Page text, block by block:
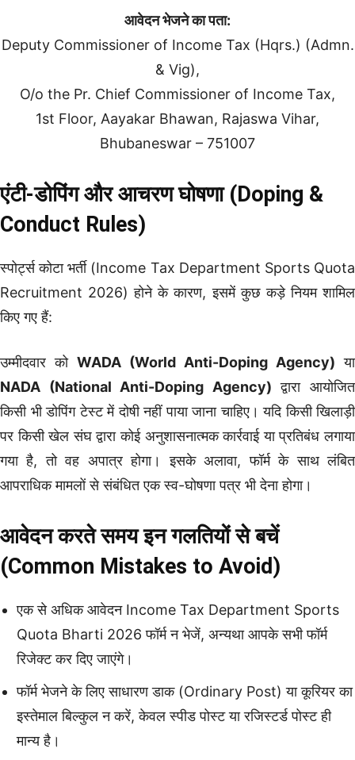
आवेदन भेजने का पता:
Deputy Commissioner of Income Tax (Hqrs.) (Admn.
& Vig),
O/o the Pr. Chief Commissioner of Income Tax,
1st Floor, Aayakar Bhawan, Rajaswa Vihar,
Bhubaneswar – 751007
एंटी-डोपिंग और आचरण घोषणा (Doping &
Conduct Rules)
स्पोर्ट्स कोटा भर्ती (Income Tax Department Sports Quota
Recruitment 2026) होने के कारण, इसमें कुछ कड़े नियम शामिल
किए गए हैं:
उम्मीदवार को WADA (World Anti-Doping Agency) या
NADA (National Anti-Doping Agency) द्वारा आयोजित
किसी भी डोपिंग टेस्ट में दोषी नहीं पाया जाना चाहिए। यदि किसी खिलाड़ी
पर किसी खेल संघ द्वारा कोई अनुशासनात्मक कार्रवाई या प्रतिबंध लगाया
गया है, तो वह अपात्र होगा। इसके अलावा, फॉर्म के साथ लंबित
आपराधिक मामलों से संबंधित एक स्व-घोषणा पत्र भी देना होगा।
आवेदन करते समय इन गलतियों से बचें
(Common Mistakes to Avoid)
एक से अधिक आवेदन Income Tax Department Sports
Quota Bharti 2026 फॉर्म न भेजें, अन्यथा आपके सभी फॉर्म
रिजेक्ट कर दिए जाएंगे।
फॉर्म भेजने के लिए साधारण डाक (Ordinary Post) या कूरियर का
इस्तेमाल बिल्कुल न करें, केवल स्पीड पोस्ट या रजिस्टर्ड पोस्ट ही
मान्य है।